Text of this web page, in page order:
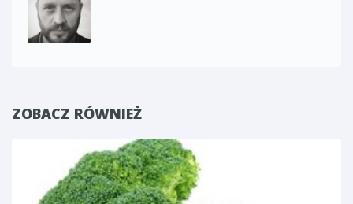
ZOBACZ RÓWNIEŻ